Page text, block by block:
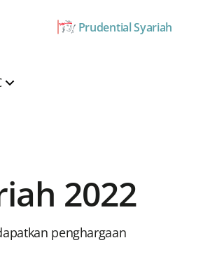
Prudential Syariah
2022
penghargaan